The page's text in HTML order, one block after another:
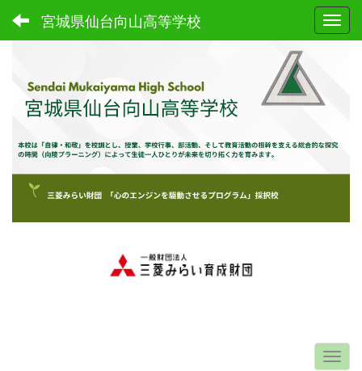
宮城県仙台向山高等学校